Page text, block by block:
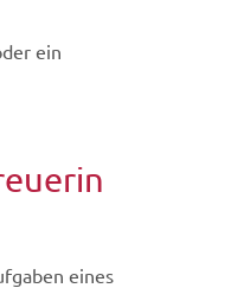
ein
eines